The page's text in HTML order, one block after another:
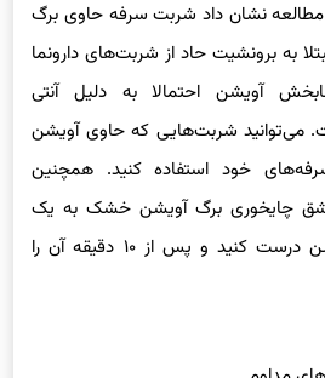
نشان داد شربت سرفه حاوی برگ
به برونشیت حاد از شربت‌های دارونما
آویشن احتمالا به دلیل آنتی
می‌توانید شربت‌هایی که حاوی آویشن
خود استفاده کنید. همچنین
قاشق چایخوری برگ آویشن خشک به یک
فنجان آب داغ، چای آویشن درست کنید و پس از ۱۰ دقیقه آن را